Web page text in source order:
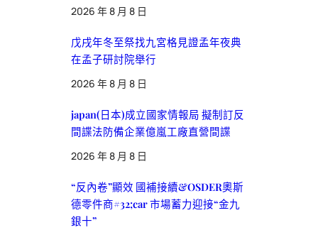
2026 年 8 月 8 日
戊戌年冬至祭找九宮格見證孟年夜典
在孟子研討院舉行
2026 年 8 月 8 日
japan(日本)成立國家情報局 擬制訂反
間諜法防備企業億嵐工廠直營間諜
2026 年 8 月 8 日
“反內卷”顯效 國補接續&OSDER奧斯
德零件商#32;car 市場蓄力迎接“金九
銀十”